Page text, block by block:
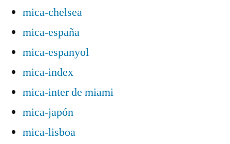
mica-chelsea
mica-españa
mica-espanyol
mica-index
mica-inter de miami
mica-japón
mica-lisboa